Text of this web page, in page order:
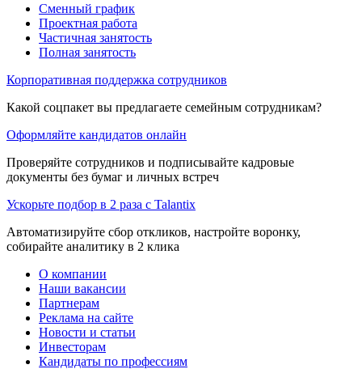
Сменный график
Проектная работа
Частичная занятость
Полная занятость
Корпоративная поддержка сотрудников
Какой соцпакет вы предлагаете семейным сотрудникам?
Оформляйте кандидатов онлайн
Проверяйте сотрудников и подписывайте кадровые
документы без бумаг и личных встреч
Ускорьте подбор в 2 раза с Talantix
Автоматизируйте сбор откликов, настройте воронку,
собирайте аналитику в 2 клика
О компании
Наши вакансии
Партнерам
Реклама на сайте
Новости и статьи
Инвесторам
Кандидаты по профессиям